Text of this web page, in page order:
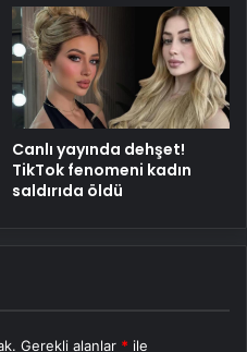
Canlı yayında dehşet!
TikTok fenomeni kadın
saldırıda öldü
Gerekli alanlar * ile